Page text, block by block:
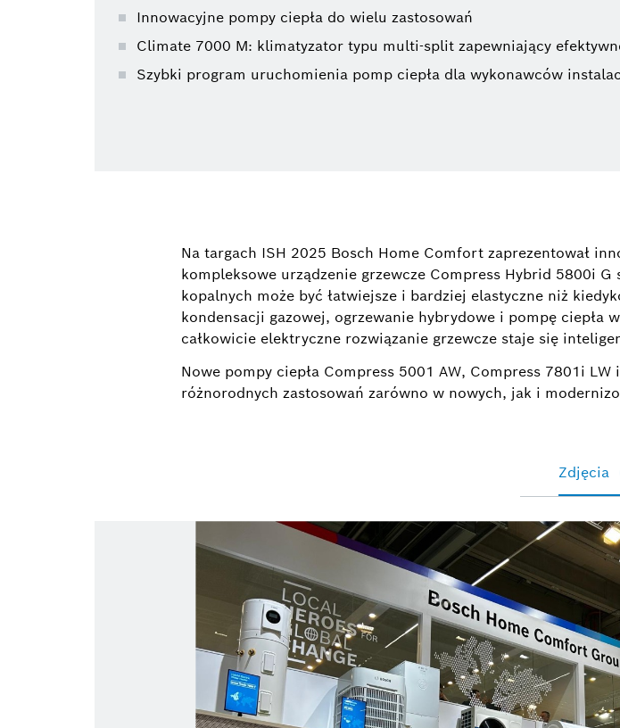
Innowacyjne pompy ciepła do wielu zastosowań
Climate 7000 M: klimatyzator typu multi-split zapewniający
Szybki program uruchomienia pomp ciepła dla wykonawców
Na targach ISH 2025 Bosch Home Comfort zaprezentował
kompleksowe urządzenie grzewcze Compress Hybrid 5800i
kopalnych może być łatwiejsze i bardziej elastyczne niż
kondensacji gazowej, ogrzewanie hybrydowe i pompę ciepła
całkowicie elektryczne rozwiązanie grzewcze staje się
Nowe pompy ciepła Compress 5001 AW, Compress 7801i
różnorodnych zastosowań zarówno w nowych, jak i
Zdjęcia